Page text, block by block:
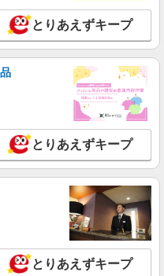
とりあえずキープ
とりあえずキープ
とりあえずキープ